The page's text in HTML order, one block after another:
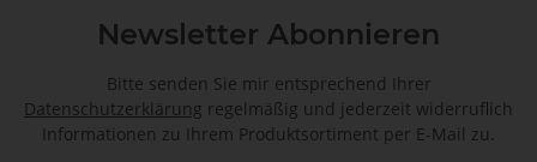
Newsletter Abonnieren
Bitte senden Sie mir entsprechend Ihrer
Datenschutzerklärung regelmäßig und jederzeit widerruflich
Informationen zu Ihrem Produktsortiment per E-Mail zu.